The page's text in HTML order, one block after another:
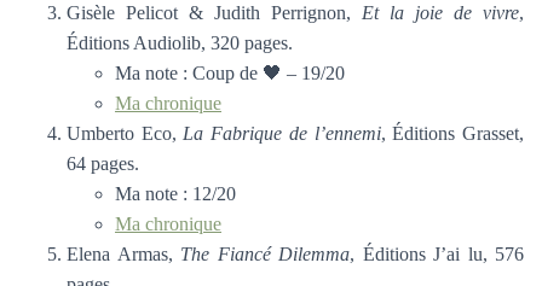
Gisèle Pelicot & Judith Perrignon, Et la joie de vivre,
Éditions Audiolib, 320 pages.
Ma note : Coup de 🖤 – 19/20
Ma chronique
Umberto Eco, La Fabrique de l’ennemi, Éditions Grasset,
64 pages.
Ma note : 12/20
Ma chronique
Elena Armas, The Fiancé Dilemma, Éditions J’ai lu, 576